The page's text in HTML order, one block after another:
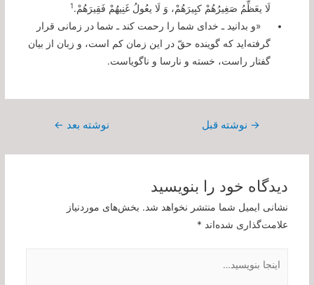
لَا یعَظِّمُ صَغِیرُهُمْ کبِیرَهُمْ، وَ لَا یعُولُ غَنِیهُمْ فَقِیرَهُمْ.1
«و بدانید ـ خداى شما را رحمت كند ـ شما در زمانى قرار
گرفته‌اید كه گوینده حقّ در این زمان كم است، و زبان از بیان
گفتار راست، خسته و نارسا و ناگویاست.
راهبری
→ نوشته قبل نوشته بعد ←
دیدگاه‌ خود را بنویسید
نشانی ایمیل شما منتشر نخواهد شد. بخش‌های موردنیاز
علامت‌گذاری شده‌اند *
بنویسید…